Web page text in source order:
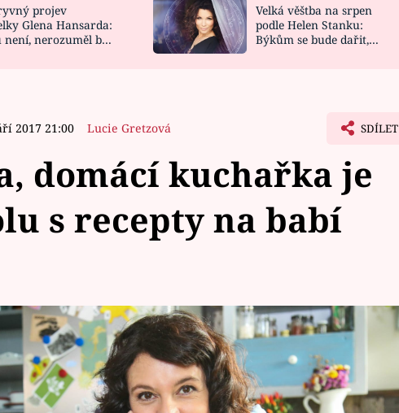
NOVINKY
VIDEORECEPTY
projev
Glena Hansarda:
není, nerozuměl by
Velká věštba na srpen
podle Helen Stanku:
Býkům se bude dařit,
2017 21:00 Lucie Gretzová SDÍLET
domácí kuchařka je
s recepty na babí